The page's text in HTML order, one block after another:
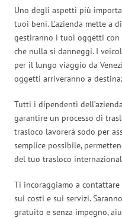
Uno degli aspetti più
tuoi beni. L’azienda mette a
gestiranno i tuoi oggetti con
che nulla si danneggi. I
per il lungo viaggio da
oggetti arriveranno a
Tutti i dipendenti
garantire un processo di
trasloco lavorerà sodo per
semplice possibile,
del tuo trasloco
Ti incoraggiamo a
sui costi e sui servizi.
gratuito e senza impegno,